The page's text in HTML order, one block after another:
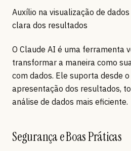
Auxílio na visualização de
clara dos resultados
O Claude AI é uma ferramenta
transformar a maneira como
com dados. Ele suporta desde
apresentação dos resultados,
análise de dados mais eficiente.
Segurança e Boas Práticas